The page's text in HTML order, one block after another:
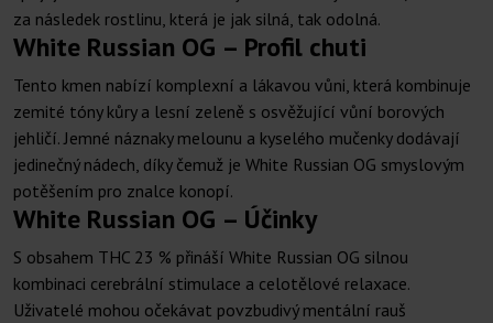
za následek rostlinu, která je jak silná, tak odolná.
White Russian OG – Profil chuti
Tento kmen nabízí komplexní a lákavou vůni, která kombinuje
zemité tóny kůry a lesní zeleně s osvěžující vůní borových
jehličí. Jemné náznaky melounu a kyselého mučenky dodávají
jedinečný nádech, díky čemuž je White Russian OG smyslovým
potěšením pro znalce konopí.
White Russian OG – Účinky
S obsahem THC 23 % přináší White Russian OG silnou
kombinaci cerebrální stimulace a celotělové relaxace.
Uživatelé mohou očekávat povzbudivý mentální rauš